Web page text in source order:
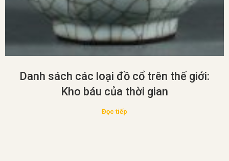
Danh sách các loại đồ cổ trên thế giới:
Kho báu của thời gian
Đọc tiếp